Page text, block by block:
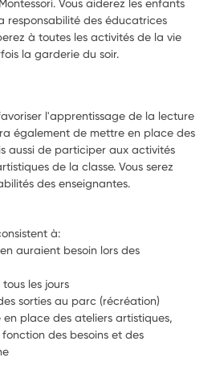
Vous aiderez les enfants
responsabilité des éducatrices
à toutes les activités de la vie
la garderie du soir.
l'apprentissage de la lecture
également de mettre en place des
aussi de participer aux activités
de la classe. Vous serez
des enseignantes.
à:
auraient besoin lors des
les jours
sorties au parc (récréation)
place des ateliers artistiques,
des besoins et des